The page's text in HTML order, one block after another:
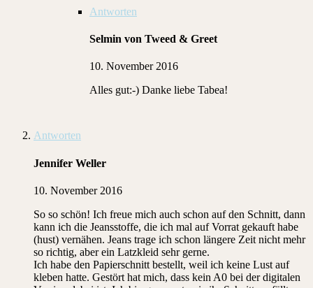
Antworten
Selmin von Tweed & Greet
10. November 2016
Alles gut:-) Danke liebe Tabea!
Antworten
Jennifer Weller
10. November 2016
So so schön! Ich freue mich auch schon auf den Schnitt, dann
kann ich die Jeansstoffe, die ich mal auf Vorrat gekauft habe
(hust) vernähen. Jeans trage ich schon längere Zeit nicht mehr
so richtig, aber ein Latzkleid sehr gerne.
Ich habe den Papierschnitt bestellt, weil ich keine Lust auf
kleben hatte. Gestört hat mich, dass kein A0 bei der digitalen